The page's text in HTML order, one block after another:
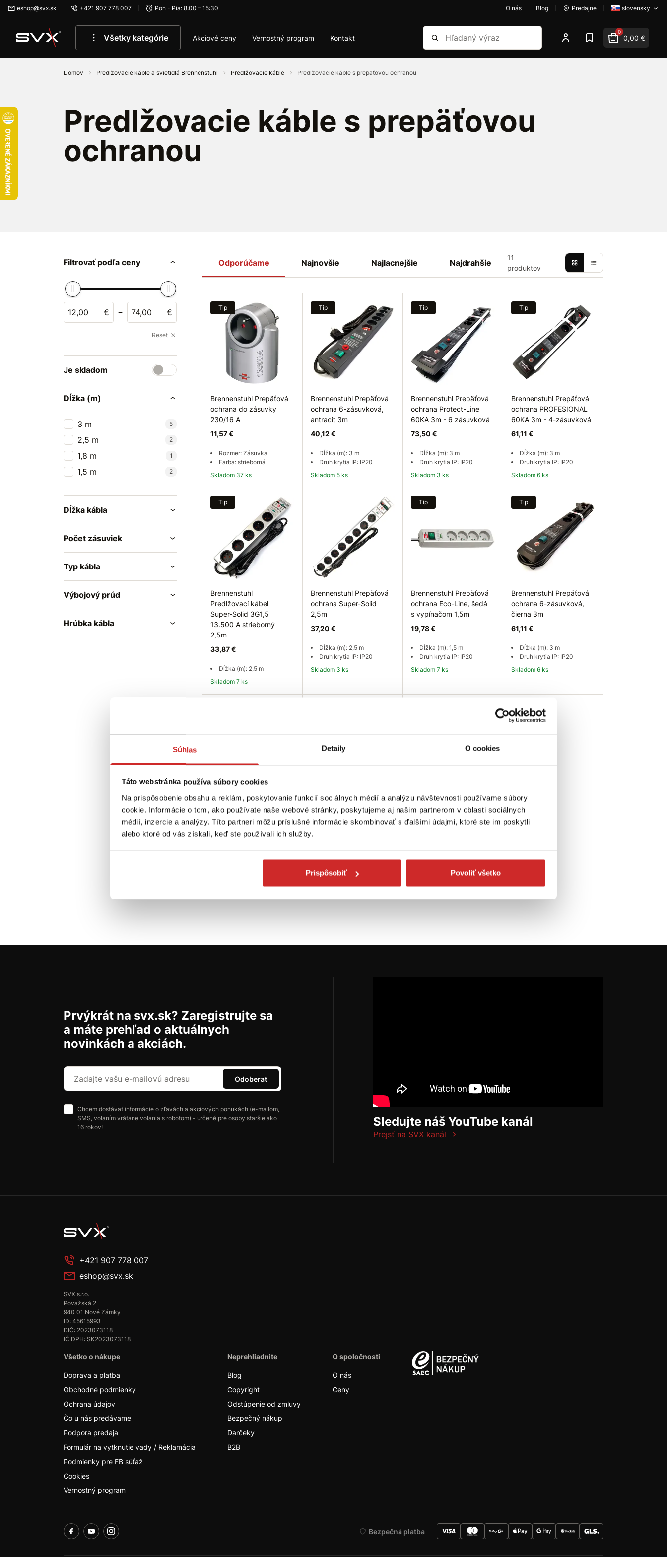
Súhlas Detaily O cookies
Táto webstránka používa súbory cookies
Na prispôsobenie obsahu a reklám, poskytovanie funkcií sociálnych médií a analýzu návštevnosti používame súbory
cookie. Informácie o tom, ako používate naše webové stránky, poskytujeme aj našim partnerom v oblasti sociálnych
médií, inzercie a analýzy. Títo partneri môžu príslušné informácie skombinovať s ďalšími údajmi, ktoré ste im poskytli
alebo ktoré od vás získali, keď ste používali ich služby.
Prispôsobiť Povoliť všetko
Preskočiť na hlavný obsah
eshop@svx.sk +421 907 778 007 Pon - Pia: 8:00 – 15:30 O nás Blog Predajne slovensky
Všetky kategórie Akciové ceny Vernostný program Kontakt
Vyhľadať 0
0,00 €
Domov Predlžovacie káble a svietidlá Brennenstuhl Predlžovacie káble Predlžovacie káble s prepäťovou ochranou
Predlžovacie káble s prepäťovou
ochranou
Filtrovať podľa ceny
€ - €
Reset
Je skladom
Dĺžka (m)
3 m 5
2,5 m 2
1,8 m 1
1,5 m 2
Dĺžka kábla
Počet zásuviek
Typ kábla
Výbojový prúd
Hrúbka kábla
Odporúčame Najnovšie Najlacnejšie Najdrahšie
11
produktov
Tip
Brennenstuhl Prepäťová
ochrana do zásuvky
230/16 A
11,57 €
Rozmer: Zásuvka
Farba: strieborná
Skladom 37 ks
Tip
Brennenstuhl Prepäťová
ochrana 6-zásuvková,
antracit 3m
40,12 €
Dĺžka (m): 3 m
Druh krytia IP: IP20
Skladom 5 ks
Tip
Brennenstuhl Prepäťová
ochrana Protect-Line
60KA 3m - 6 zásuvková
73,50 €
Dĺžka (m): 3 m
Druh krytia IP: IP20
Skladom 3 ks
Tip
Brennenstuhl Prepäťová
ochrana PROFESIONAL
60KA 3m - 4-zásuvková
61,11 €
Dĺžka (m): 3 m
Druh krytia IP: IP20
Skladom 6 ks
Tip
Brennenstuhl
Predlžovací kábel
Super-Solid 3G1,5
13.500 A strieborný
2,5m
33,87 €
Dĺžka (m): 2,5 m
Skladom 7 ks
Brennenstuhl Prepäťová
ochrana Super-Solid
2,5m
37,20 €
Dĺžka (m): 2,5 m
Druh krytia IP: IP20
Skladom 3 ks
Tip
Brennenstuhl Prepäťová
ochrana Eco-Line, šedá
s vypínačom 1,5m
19,78 €
Dĺžka (m): 1,5 m
Druh krytia IP: IP20
Skladom 7 ks
Tip
Brennenstuhl Prepäťová
ochrana 6-zásuvková,
čierna 3m
61,11 €
Dĺžka (m): 3 m
Druh krytia IP: IP20
Skladom 6 ks
Brennenstuhl Prepäťová
ochrana Office-Line 6
zásuvková čierna 3m
74,25 €
Do košíka
Brennenstuhl Prepäťová
ochrana Office-Line 4
zásuvková čierna 1,8m
59,87 €
Skladom 3 ks
Do košíka
Brennenstuhl Prepäťová
ochrana Eco-line 1,5m
18,41 €
Do košíka
Prvýkrát na svx.sk? Zaregistrujte sa
a máte prehľad o aktuálnych
novinkách a akciách.
Odoberať
Chcem dostávať informácie o zľavách a akciových ponukách (e-mailom,
SMS, volaním vrátane volania s robotom) - určené pre osoby staršie ako
16 rokov!
Sledujte náš YouTube kanál
Prejsť na SVX kanál
+421 907 778 007
eshop@svx.sk
SVX s.r.o.
Považská 2
940 01 Nové Zámky
ID: 45615993
DIČ: 2023073118
IČ DPH: SK2023073118
Všetko o nákupe
Doprava a platba
Obchodné podmienky
Ochrana údajov
Čo u nás predávame
Podpora predaja
Formulár na vytknutie vady / Reklamácia
Podmienky pre FB súťaž
Cookies
Vernostný program
Neprehliadnite
Blog
Copyright
Odstúpenie od zmluvy
Bezpečný nákup
Darčeky
B2B
O spoločnosti
O nás
Ceny
Bezpečná platba